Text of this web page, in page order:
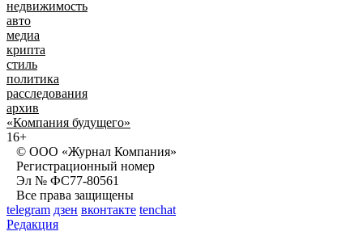
недвижимость
авто
медиа
крипта
стиль
политика
расследования
архив
«Компания будущего»
16+
© ООО «Журнал Компания»
Регистрационный номер
Эл № ФС77-80561
Все права защищены
telegram дзен вконтакте tenchat
Редакция